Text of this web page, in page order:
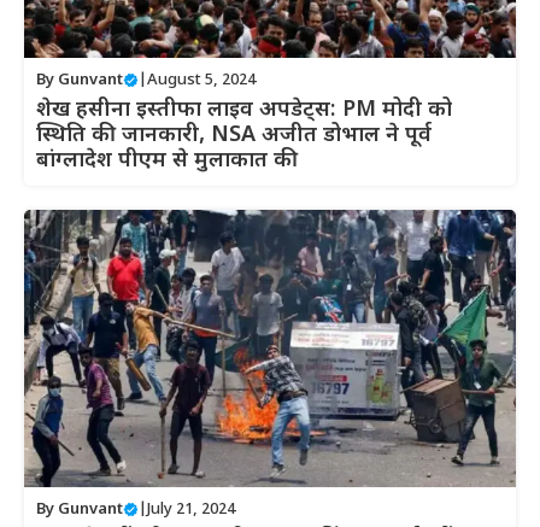
By Gunvant August 5, 2024
शेख हसीना इस्तीफा लाइव अपडेट्स: PM मोदी को
स्थिति की जानकारी, NSA अजीत डोभाल ने पूर्व
बांग्लादेश पीएम से मुलाकात की
By Gunvant July 21, 2024